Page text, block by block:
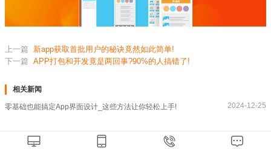
上一篇
新app获取首批用户的秘诀竟然如此简单!
下一篇 APP打包和开发竟是两回事?90%的人搞错了!
相关新闻
零基础也能搞定App界面设计_这些方法让你轻松上手! 2024-12-25